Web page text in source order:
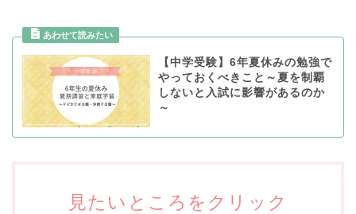
【中学受験】6年夏休みの勉強で
やっておくべきこと～夏を制覇
しないと入試に影響があるのか
～
見たいところをクリック